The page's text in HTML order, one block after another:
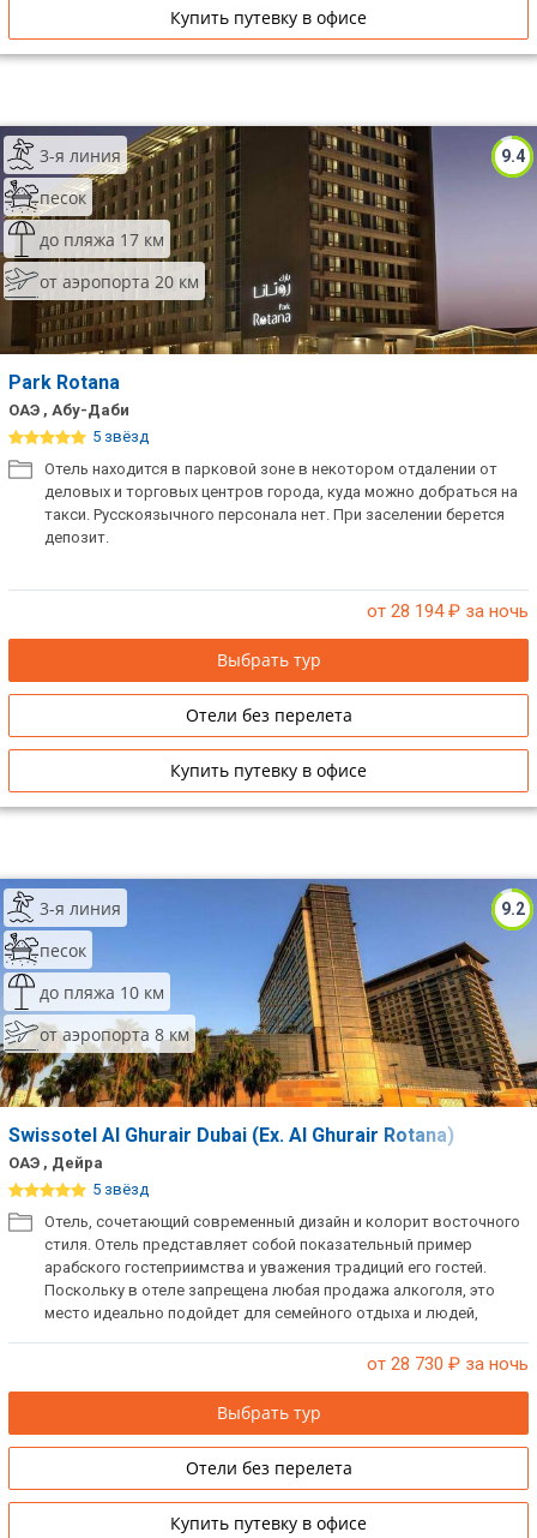
Купить путевку в офисе
9.4
3-я линия
песок
до пляжа 17 км
от аэропорта 20 км
Park Rotana
ОАЭ , Абу-Даби
5 звёзд
Отель находится в парковой зоне в некотором отдалении от
деловых и торговых центров города, куда можно добраться на
такси. Русскоязычного персонала нет. При заселении берется
депозит.
от 28 194₽ за ночь
Выбрать тур
Отели без перелета
Купить путевку в офисе
9.2
3-я линия
песок
до пляжа 10 км
от аэропорта 8 км
Swissotel Al Ghurair Dubai (Ex. Al Ghurair Rotana)
ОАЭ , Дейра
5 звёзд
Отель, сочетающий современный дизайн и колорит восточного
стиля. Отель представляет собой показательный пример
арабского гостеприимства и уважения традиций его гостей.
Поскольку в отеле запрещена любая продажа алкоголя, это
место идеально подойдет для семейного отдыха и людей,
соответственно желающих провести время после рабочего дня
от 28 730 ₽ за ночь
Выбрать тур
Отели без перелета
Купить путевку в офисе